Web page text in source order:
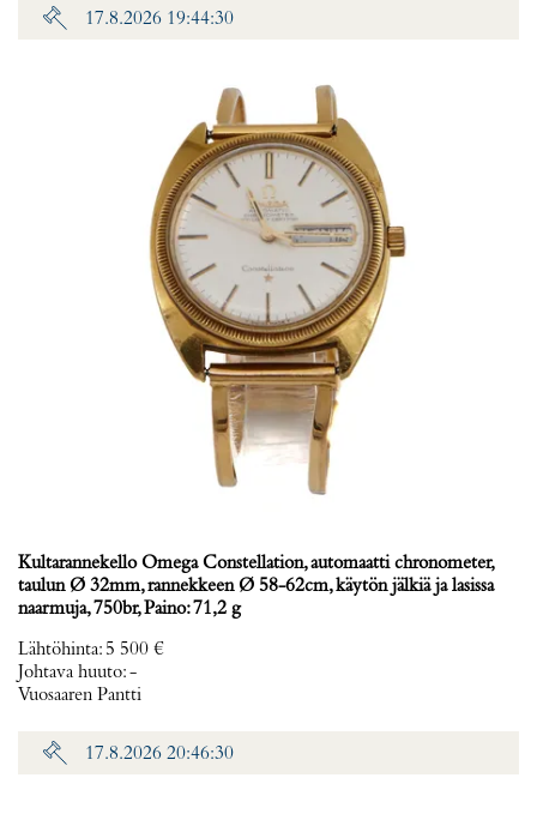
17.8.2026 19:44:30
Kultarannekello Omega Constellation, automaatti chronometer,
taulun Ø 32mm, rannekkeen Ø 58-62cm, käytön jälkiä ja lasissa
naarmuja, 750br, Paino: 71,2 g
Lähtöhinta: 5 500 €
Johtava huuto:-
Vuosaaren Pantti
17.8.2026 20:46:30